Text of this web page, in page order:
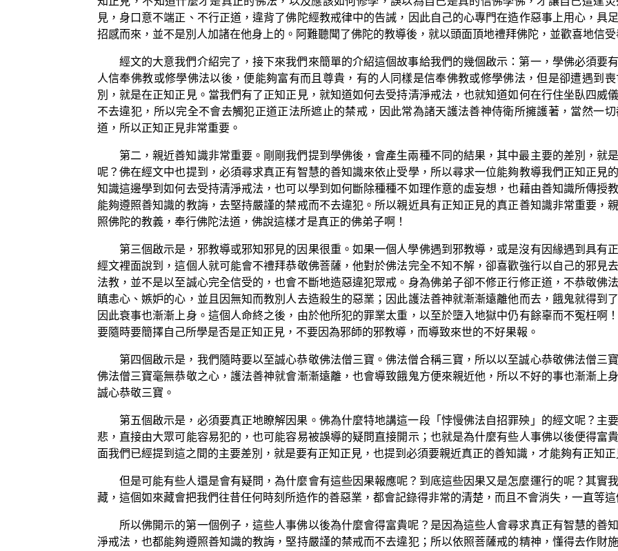
見，身口意不端正、不行正道，違背了佛陀經教戒律中的告誡，因此自己的心專門在造作惡事上用心，具
招感而來，並不是別人加諸在他身上的。阿難聽聞了佛陀的教導後，就以頭面頂地禮拜佛陀，並歡喜地信受
經文的大意我們介紹完了，接下來我們來簡單的介紹這個故事給我們的幾個啟示：第一，學佛必須要
人信奉佛教或修學佛法以後，便能夠富有而且尊貴，有的人同樣是信奉佛教或修學佛法，但是卻遭遇到
別，就是在正知正見。當我們有了正知正見，就知道如何去受持清淨戒法，也就知道如何在行住坐臥四威
不去違犯，所以完全不會去觸犯正道正法所遮止的禁戒，因此常為諸天護法善神侍衛所擁護著，當然一
道，所以正知正見非常重要。
第二，親近善知識非常重要。剛剛我們提到學佛後，會產生兩種不同的結果，其中最主要的差別，就
呢？佛在經文中也提到，必須尋求真正有智慧的善知識來依止受學，所以尋求一位能夠教導我們正知正見
知識這邊學到如何去受持清淨戒法，也可以學到如何斷除種種不如理作意的虛妄想，也藉由善知識所傳授
能夠遵照善知識的教誨，去堅持嚴謹的禁戒而不去違犯。所以親近具有正知正見的真正善知識非常重要，
照佛陀的教義，奉行佛陀法道，佛說這樣才是真正的佛弟子啊！
第三個啟示是，邪教導或邪知邪見的因果很重。如果一個人學佛遇到邪教導，或是沒有因緣遇到具有
經文裡面說到，這個人就可能會不禮拜恭敬佛菩薩，他對於佛法完全不知不解，卻喜歡強行以自己的邪見
法教，並不是以至誠心完全信受的，也會不斷地造惡違犯眾戒。身為佛弟子卻不修正行修正道，不恭敬佛
瞋恚心、嫉妒的心，並且因無知而教別人去造殺生的惡業；因此護法善神就漸漸遠離他而去，餓鬼就得到
因此衰事也漸漸上身。這個人命終之後，由於他所犯的罪業太重，以至於墮入地獄中仍有餘辜而不冤枉啊
要隨時要簡擇自己所學是否是正知正見，不要因為邪師的邪教導，而導致來世的不好果報。
第四個啟示是，我們隨時要以至誠心恭敬佛法僧三寶。佛法僧合稱三寶，所以以至誠心恭敬佛法僧三
佛法僧三寶毫無恭敬之心，護法善神就會漸漸遠離，也會導致餓鬼方便來親近他，所以不好的事也漸漸上
誠心恭敬三寶。
第五個啟示是，必須要真正地瞭解因果。佛為什麼特地講這一段「悖慢佛法自招罪殃」的經文呢？主
悲，直接由大眾可能容易犯的，也可能容易被誤導的疑問直接開示；也就是為什麼有些人事佛以後便得富
面我們已經提到這之間的主要差別，就是要有正知正見，也提到必須要親近真正的善知識，才能夠有正知
但是可能有些人還是會有疑問，為什麼會有這些因果報應呢？到底這些因果又是怎麼運行的呢？其實
藏，這個如來藏會把我們往昔任何時刻所造作的善惡業，都會記錄得非常的清楚，而且不會消失，一直等
所以佛開示的第一個例子，這些人事佛以後為什麼會得富貴呢？是因為這些人會尋求真正有智慧的善
淨戒法，也都能夠遵照善知識的教誨，堅持嚴謹的禁戒而不去違犯；所以依照菩薩戒的精神，懂得去作財